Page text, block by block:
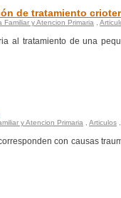
de tratamiento
Familiar y Atencion Primaria
al tratamiento de una
y Atencion Primaria Articulos
con causas